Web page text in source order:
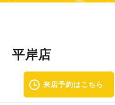
平岸店
来店予約はこちら